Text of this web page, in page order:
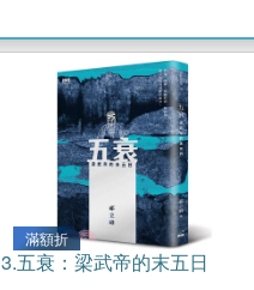
滿額折
3.五衰：梁武帝的末五日